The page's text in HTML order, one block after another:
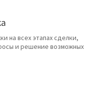
на всех этапах сделки,
и решение возможных